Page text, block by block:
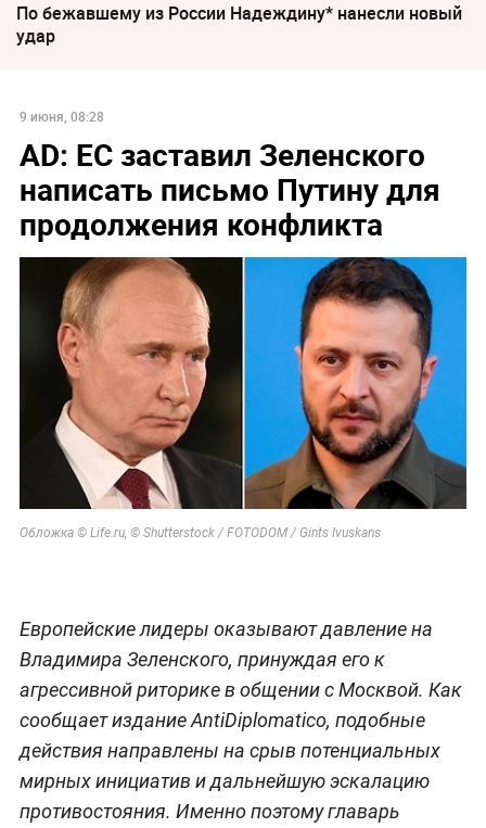
По бежавшему из России Надеждину* нанесли новый
удар
9 июня, 08:28
AD: ЕС заставил Зеленского
написать письмо Путину для
продолжения конфликта
Обложка © Life.ru, © Shutterstock / FOTODOM / Gints Ivuskans
Европейские лидеры оказывают давление на
Владимира Зеленского, принуждая его к
агрессивной риторике в общении с Москвой. Как
сообщает издание AntiDiplomatico, подобные
действия направлены на срыв потенциальных
мирных инициатив и дальнейшую эскалацию
противостояния. Именно поэтому главарь